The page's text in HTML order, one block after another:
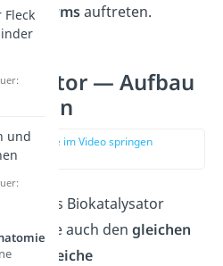
Ribozymsauftreten.
— Aufbau
zur Stelle im Video springen
(02:32)
Enzym als Biokatalysator
sie auch den gleichen
die
gleiche
Fleck
und